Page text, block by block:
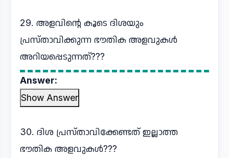
29. അളവിന്റെ കൂടെ ദിശയും
പ്രസ്താവിക്കുന്ന ഭൗതിക അളവുകൾ
അറിയപ്പെടുന്നത്???
Answer:
Show Answer
30. ദിശ പ്രസ്താവിക്കേണ്ടത് ഇല്ലാത്ത
ഭൗതിക അളവുകൾ???